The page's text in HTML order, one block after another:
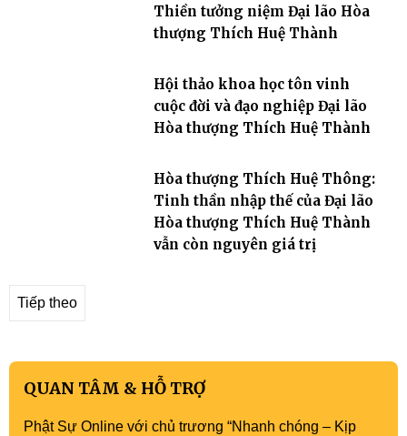
Thiền tưởng niệm Đại lão Hòa
thượng Thích Huệ Thành
Hội thảo khoa học tôn vinh
cuộc đời và đạo nghiệp Đại lão
Hòa thượng Thích Huệ Thành
Hòa thượng Thích Huệ Thông:
Tinh thần nhập thế của Đại lão
Hòa thượng Thích Huệ Thành
vẫn còn nguyên giá trị
Tiếp theo
QUAN TÂM & HỖ TRỢ
Phật Sự Online với chủ trương “Nhanh chóng – Kịp